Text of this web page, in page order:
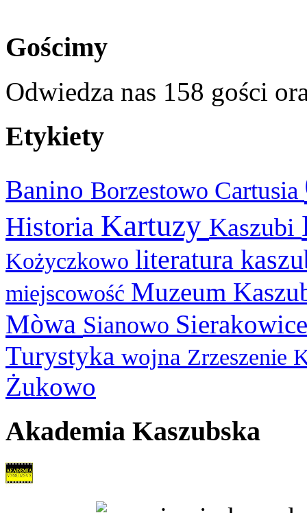
Gościmy
Odwiedza nas 158 gości
Etykiety
Banino Borzestowo Cartusia
Historia Kartuzy Kaszubi
Kożyczkowo literatura
miejscowość Muzeum
Mòwa Sianowo
Turystyka wojna Zrzeszenie
Żukowo
Akademia Kaszubska